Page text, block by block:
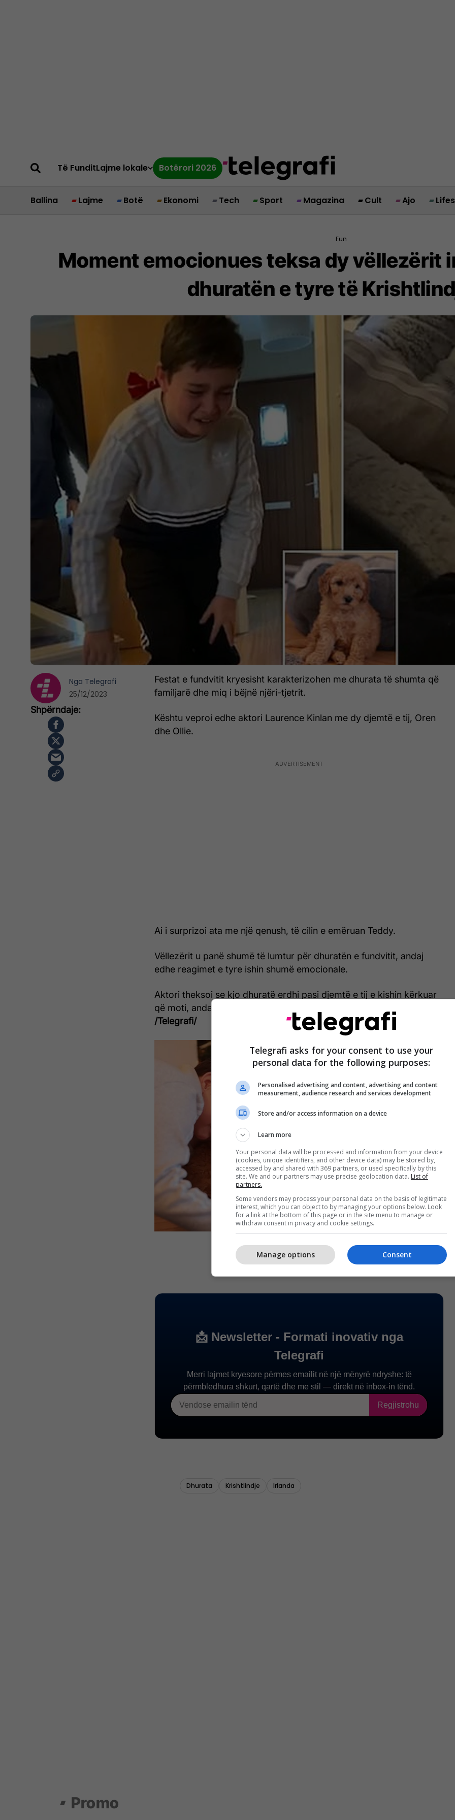
Të FunditLajme lokale Botërori 2026
Ballina Lajme Botë Ekonomi Tech Sport Magazina Cult Ajo
Fun
Moment emocionues teksa dy vëllezërit
dhuratën e tyre të
Festat e fundvitit kryesisht karakterizohen me dhurata të shumta që
familjarë dhe miq i bëjnë njëri-tjetrit.
Kështu veproi edhe aktori Laurence Kinlan me dy djemtë e tij, Oren
dhe Ollie.
Ai i surprizoi ata me një qenush, të cilin e emëruan Teddy.
Vëllezërit u panë shumë të lumtur për dhuratën e fundvitit, andaj
edhe reagimet e tyre ishin shumë emocionale.
Aktori theksoi se kjo dhuratë erdhi pasi djemtë e tij e kishin kërkuar
që moti, andaj nuk ishte çudi që ata u emocionuan aq shumë.
/Telegrafi/
Nga Telegrafi
25/12/2023
Telegrafi asks for your consent to use your
personal data for the following purposes:
Personalised advertising and content, advertising and content
measurement, audience research and services development
Store and/or access information on a device
Learn more
Your personal data will be processed and information from your device
(cookies, unique identifiers, and other device data) may be stored by,
accessed by and shared with 369 partners, or used specifically by this
site. We and our partners may use precise geolocation data. List of
partners.
Some vendors may process your personal data on the basis of legitimate
interest, which you can object to by managing your options below. Look
for a link at the bottom of this page or in the site menu to manage or
withdraw consent in privacy and cookie settings.
Consent
Manage options